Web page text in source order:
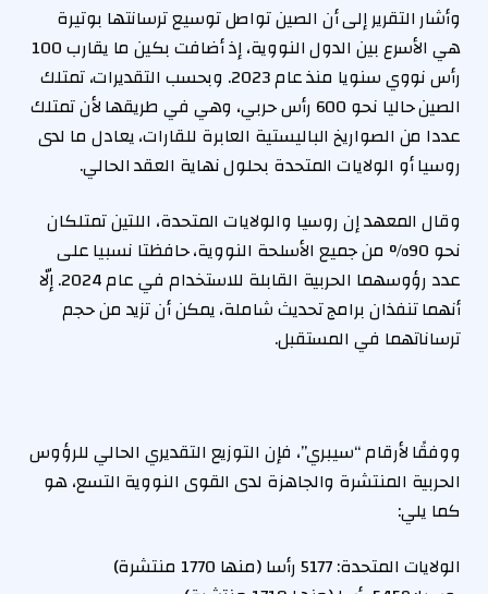
وأشار التقرير إلى أن الصين تواصل توسيع ترسانتها بوتيرة
هي الأسرع بين الدول النووية، إذ أضافت بكين ما يقارب 100
رأس نووي سنويا منذ عام 2023. وبحسب التقديرات، تمتلك
الصين حاليا نحو 600 رأس حربي، وهي في طريقها لأن تمتلك
عددا من الصواريخ الباليستية العابرة للقارات، يعادل ما لدى
روسيا أو الولايات المتحدة بحلول نهاية العقد الحالي.
وقال المعهد إن روسيا والولايات المتحدة، اللتين تمتلكان
نحو 90% من جميع الأسلحة النووية،‭‭ ‬‬حافظتا نسبيا على
عدد رؤوسهما الحربية القابلة للاستخدام في عام 2024. إلّا
أنهما تنفذان برامج تحديث شاملة، يمكن أن تزيد من حجم
ترساناتهما في المستقبل.
ووفقًا لأرقام “سيبري”، فإن التوزيع التقديري الحالي للرؤوس
الحربية المنتشرة والجاهزة لدى القوى النووية التسع، هو
كما يلي:
الولايات المتحدة: 5177 رأسا (منها 1770 منتشرة)